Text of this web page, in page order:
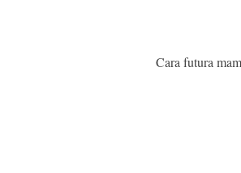
Cara futura